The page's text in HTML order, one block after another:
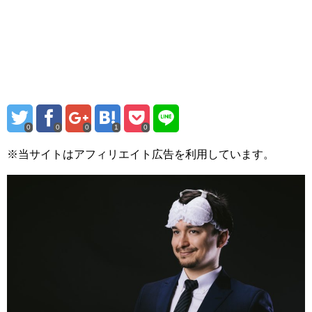
0 0 0 1 0
※当サイトはアフィリエイト広告を利用しています。